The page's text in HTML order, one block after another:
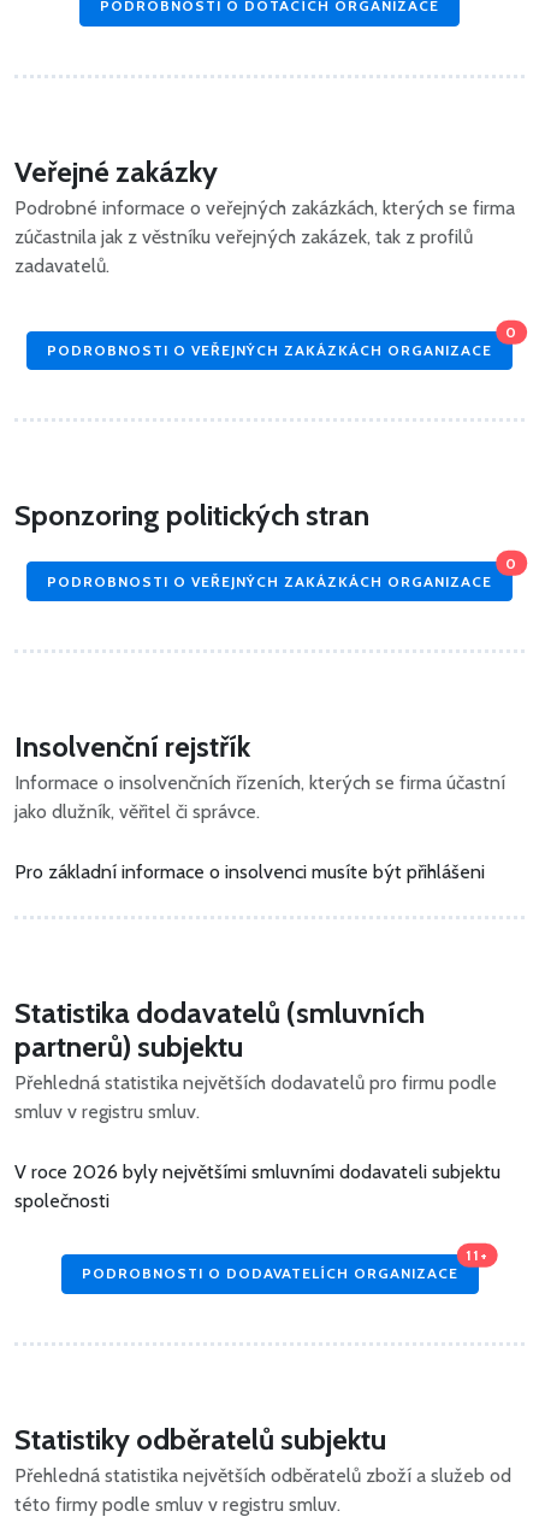
PODROBNOSTI O DOTACÍCH ORGANIZACE
Veřejné zakázky
Podrobné informace o veřejných zakázkách, kterých se firma
zúčastnila jak z věstníku veřejných zakázek, tak z profilů
zadavatelů.
PODROBNOSTI O VEŘEJNÝCH ZAKÁZKÁCH ORGANIZACE
0
Sponzoring politických stran
PODROBNOSTI O VEŘEJNÝCH ZAKÁZKÁCH ORGANIZACE
0
Insolvenční rejstřík
Informace o insolvenčních řízeních, kterých se firma účastní
jako dlužník, věřitel či správce.
Pro základní informace o insolvenci musíte být přihlášeni
Statistika dodavatelů (smluvních
partnerů) subjektu
Přehledná statistika největších dodavatelů pro firmu podle
smluv v registru smluv.
V roce 2026 byly největšími smluvními dodavateli subjektu
společnosti
PODROBNOSTI O DODAVATELÍCH ORGANIZACE
11+
Statistiky odběratelů subjektu
Přehledná statistika největších odběratelů zboží a služeb od
této firmy podle smluv v registru smluv.